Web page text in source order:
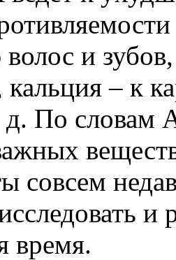
и
– к
По словам
совсем
и
время.